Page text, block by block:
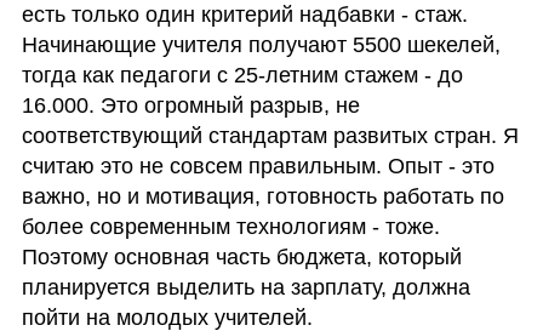
есть только один критерий надбавки - стаж.
Начинающие учителя получают 5500 шекелей,
тогда как педагоги с 25-летним стажем - до
16.000. Это огромный разрыв, не
соответствующий стандартам развитых стран. Я
считаю это не совсем правильным. Опыт - это
важно, но и мотивация, готовность работать по
более современным технологиям - тоже.
Поэтому основная часть бюджета, который
планируется выделить на зарплату, должна
пойти на молодых учителей.